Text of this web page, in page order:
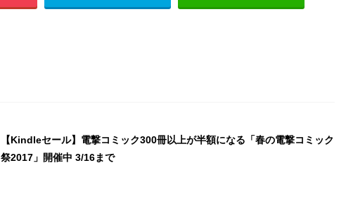
【Kindleセール】電撃コミック300冊以上が半額になる「春の電撃コミック
祭2017」開催中 3/16まで